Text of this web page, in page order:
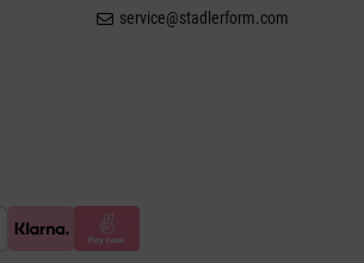
service@stadlerform.com